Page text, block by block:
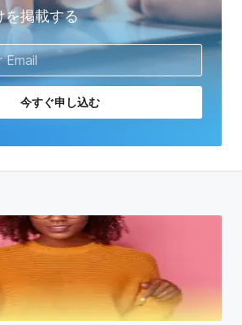
を掲載する
今すぐ申し込む